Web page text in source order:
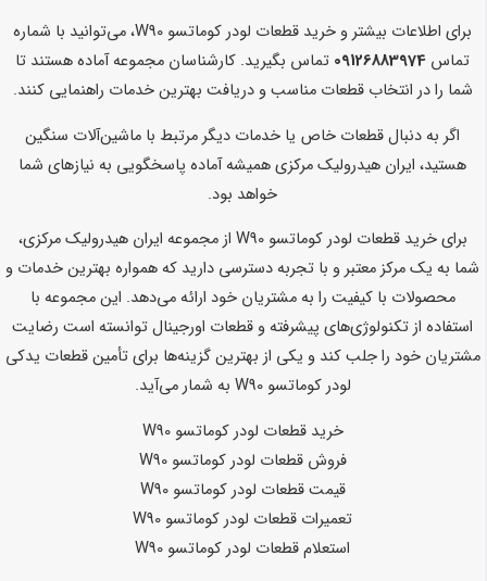
برای اطلاعات بیشتر و خرید قطعات لودر کوماتسو W90، می‌توانید با شماره
تماس 09126883974 تماس بگیرید. کارشناسان مجموعه آماده هستند تا
شما را در انتخاب قطعات مناسب و دریافت بهترین خدمات راهنمایی کنند.
اگر به دنبال قطعات خاص یا خدمات دیگر مرتبط با ماشین‌آلات سنگین
هستید، ایران هیدرولیک مرکزی همیشه آماده پاسخگویی به نیازهای شما
خواهد بود.
برای خرید قطعات لودر کوماتسو W90 از مجموعه ایران هیدرولیک مرکزی،
شما به یک مرکز معتبر و با تجربه دسترسی دارید که همواره بهترین خدمات و
محصولات با کیفیت را به مشتریان خود ارائه می‌دهد. این مجموعه با
استفاده از تکنولوژی‌های پیشرفته و قطعات اورجینال توانسته است رضایت
مشتریان خود را جلب کند و یکی از بهترین گزینه‌ها برای تأمین قطعات یدکی
لودر کوماتسو W90 به شمار می‌آید.
خرید قطعات لودر کوماتسو W90
فروش قطعات لودر کوماتسو W90
قیمت قطعات لودر کوماتسو W90
تعمیرات قطعات لودر کوماتسو W90
استعلام قطعات لودر کوماتسو W90